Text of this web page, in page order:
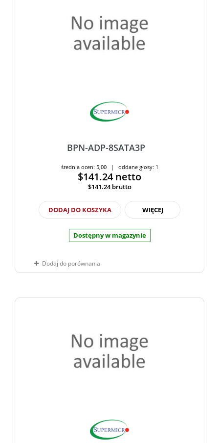
BPN-ADP-8SATA3P
średnia ocen: 5,00 | oddane głosy: 1
$141.24 netto
$141.24brutto
DODAJ DO KOSZYKA WIĘCEJ
Dostępny w magazynie
Dodaj do porównania